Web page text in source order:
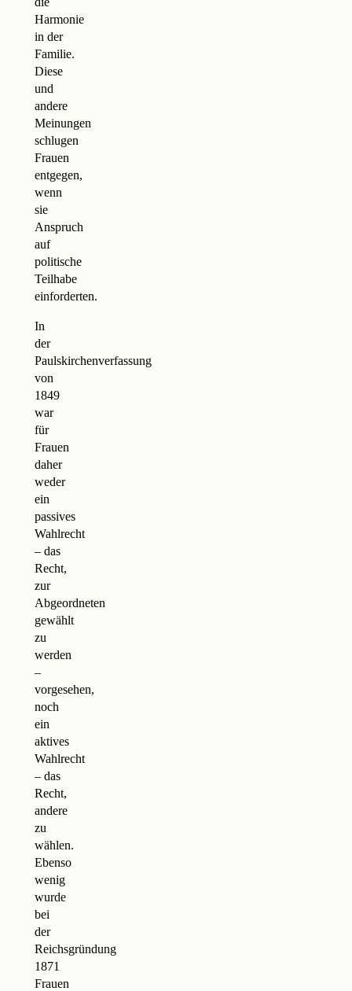
Harmonie
in der
Familie.
Diese
und
andere
Meinungen
schlugen
Frauen
entgegen,
wenn
sie
Anspruch
auf
politische
Teilhabe
einforderten.
In
der
Paulskirchenverfassung
von
1849
war
für
Frauen
daher
weder
ein
passives
Wahlrecht
– das
Recht,
zur
Abgeordneten
gewählt
zu
werden
–
vorgesehen,
noch
ein
aktives
Wahlrecht
– das
Recht,
andere
zu
wählen.
Ebenso
wenig
wurde
bei
der
Reichsgründung
1871
Frauen